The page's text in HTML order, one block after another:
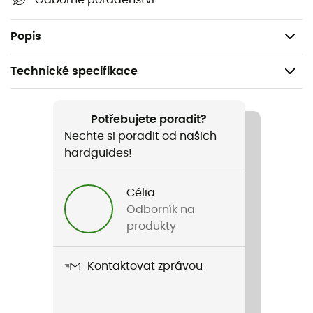
PopisReflexní detaily.
Technické specifikace
Název produktu
Thermal Bootie
Potřebujete poradit?
Nechte si poradit od našich
hardguides!
Célia
Odborník na
produkty
Kontaktovat zprávou